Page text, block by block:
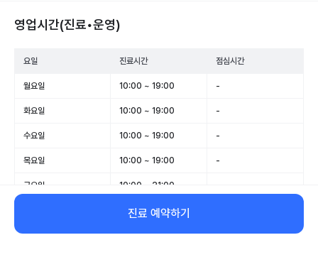
영업시간(진료•운영)
요일 진료시간 점심시간
월요일 10:00 ~ 19:00 -
화요일 10:00 ~ 19:00 -
수요일 10:00 ~ 19:00 -
목요일 10:00 ~ 19:00 -
금요일 10:00 ~ 21:00
10:00 ~ 16:00
일요일 휴무 -
진료 예약하기